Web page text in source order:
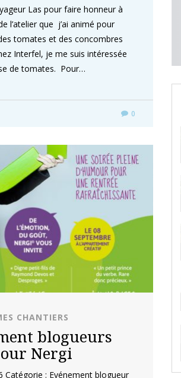
Las pour faire honneur à
l’atelier que j’ai animé pour
tomates et des concombres
Interfel, je me suis intéressée
de tomates. Pour…
0
CHANTIERS
blogueurs
Nergi
Catégorie : Evénement blogueur